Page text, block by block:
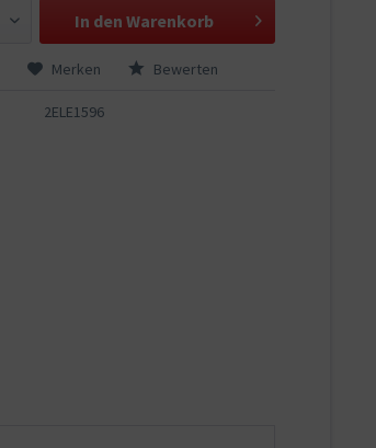
In den Warenkorb
Merken Bewerten
2ELE1596